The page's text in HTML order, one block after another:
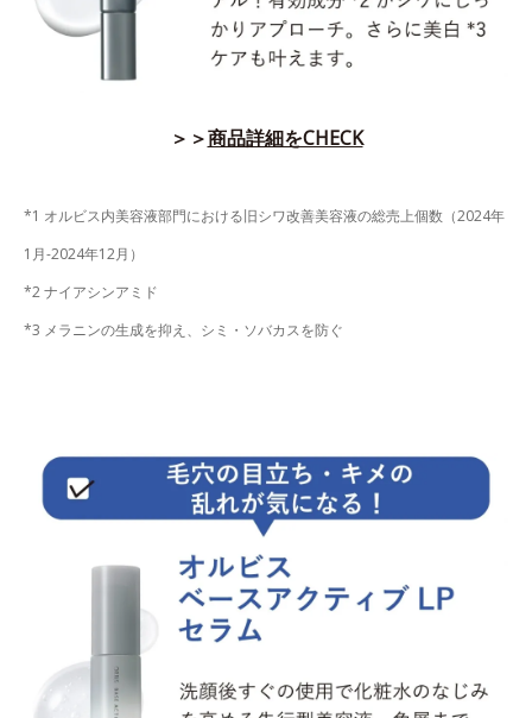
＞＞商品詳細をCHECK
*1 オルビス内美容液部門における旧シワ改善美容液の総売上個数（2024年
1月-2024年12月）
*2 ナイアシンアミド
*3 メラニンの生成を抑え、シミ・ソバカスを防ぐ